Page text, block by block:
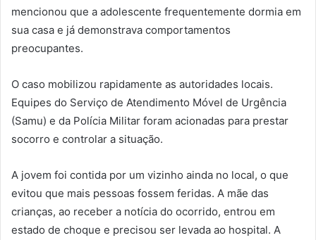
mencionou que a adolescente frequentemente dormia em
sua casa e já demonstrava comportamentos
preocupantes.
O caso mobilizou rapidamente as autoridades locais.
Equipes do Serviço de Atendimento Móvel de Urgência
(Samu) e da Polícia Militar foram acionadas para prestar
socorro e controlar a situação.
A jovem foi contida por um vizinho ainda no local, o que
evitou que mais pessoas fossem feridas. A mãe das
crianças, ao receber a notícia do ocorrido, entrou em
estado de choque e precisou ser levada ao hospital. A